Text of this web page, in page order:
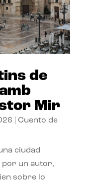
de
Mir
Cuento de
ciudad
por un autor,
sobre lo